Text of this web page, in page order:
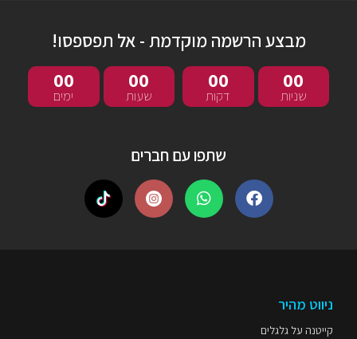
מבצע הרשמה מוקדמת - אל תפספסו!
00
ימים
00
שעות
00
דקות
00
שניות
שתפו עם חברים
ניווט מהיר
קייטנה על גלגלים